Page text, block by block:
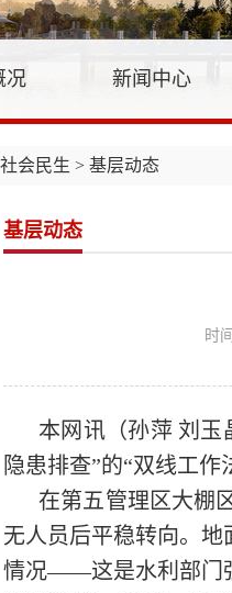
况 新闻中心
社会民生 > 基层动态
基层动态
时
本网讯（孙萍 刘玉
隐患排查”的“双线工
在第五管理区大棚
无人员后平稳转向。
情况——这是水利部门